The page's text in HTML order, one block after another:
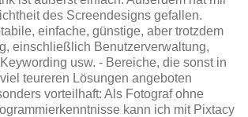
des Screendesigns gefallen.
einfache, günstige, aber trotzdem
einschließlich Benutzerverwaltung,
usw. - Bereiche, die sonst in
teureren Lösungen angeboten
vorteilhaft: Als Fotograf ohne
kann ich mit Pixtacy